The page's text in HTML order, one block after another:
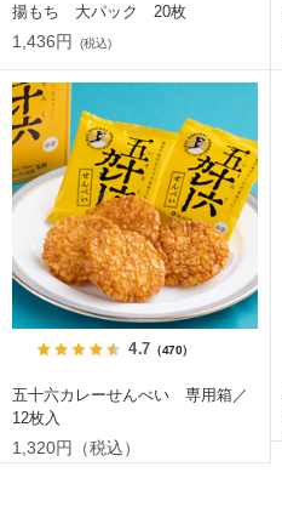
揚もち 大パック 20枚
1,436円 (税込)
4.7 （470）
五十六カレーせんべい 専用箱／
12枚入
1,320円（税込）